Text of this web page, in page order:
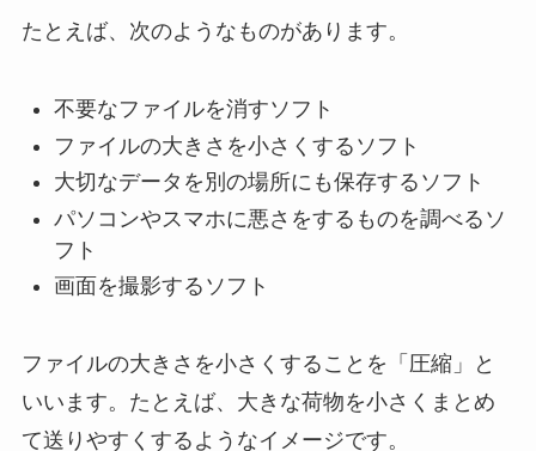
たとえば、次のようなものがあります。
不要なファイルを消すソフト
ファイルの大きさを小さくするソフト
大切なデータを別の場所にも保存するソフト
パソコンやスマホに悪さをするものを調べるソ
フト
画面を撮影するソフト
ファイルの大きさを小さくすることを「圧縮」と
いいます。たとえば、大きな荷物を小さくまとめ
て送りやすくするようなイメージです。